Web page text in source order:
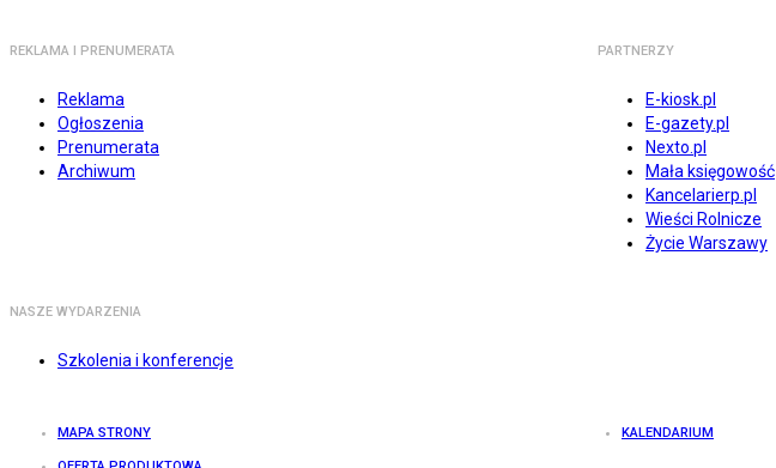
REKLAMA I PRENUMERATA
Reklama
Ogłoszenia
Prenumerata
Archiwum
PARTNERZY
E-kiosk.pl
E-gazety.pl
Nexto.pl
Mała księgowość
Kancelarierp.pl
Wieści Rolnicze
Życie Warszawy
NASZE WYDARZENIA
Szkolenia i konferencje
MAPA STRONY KALENDARIUM